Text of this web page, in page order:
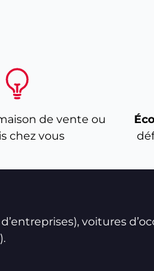
de vente ou
chez vous
voitures